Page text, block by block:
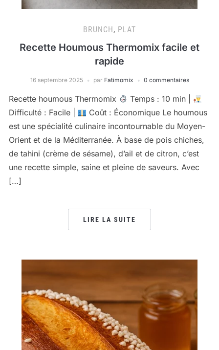
BRUNCH, PLAT
Recette Houmous Thermomix facile et
rapide
16 septembre 2025 par Fatimomix 0 commentaires
Recette houmous Thermomix
Temps : 10 min |
Difficulté : Facile |
Coût : Économique Le houmous
est une spécialité culinaire incontournable du Moyen-
Orient et de la Méditerranée. À base de pois chiches,
de tahini (crème de sésame), d’ail et de citron, c’est
une recette simple, saine et pleine de saveurs. Avec
[…]
LIRE LA SUITE